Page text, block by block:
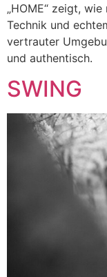
„HOME“ zeigt,
Technik und
vertrauter
und authentisch.
SWING